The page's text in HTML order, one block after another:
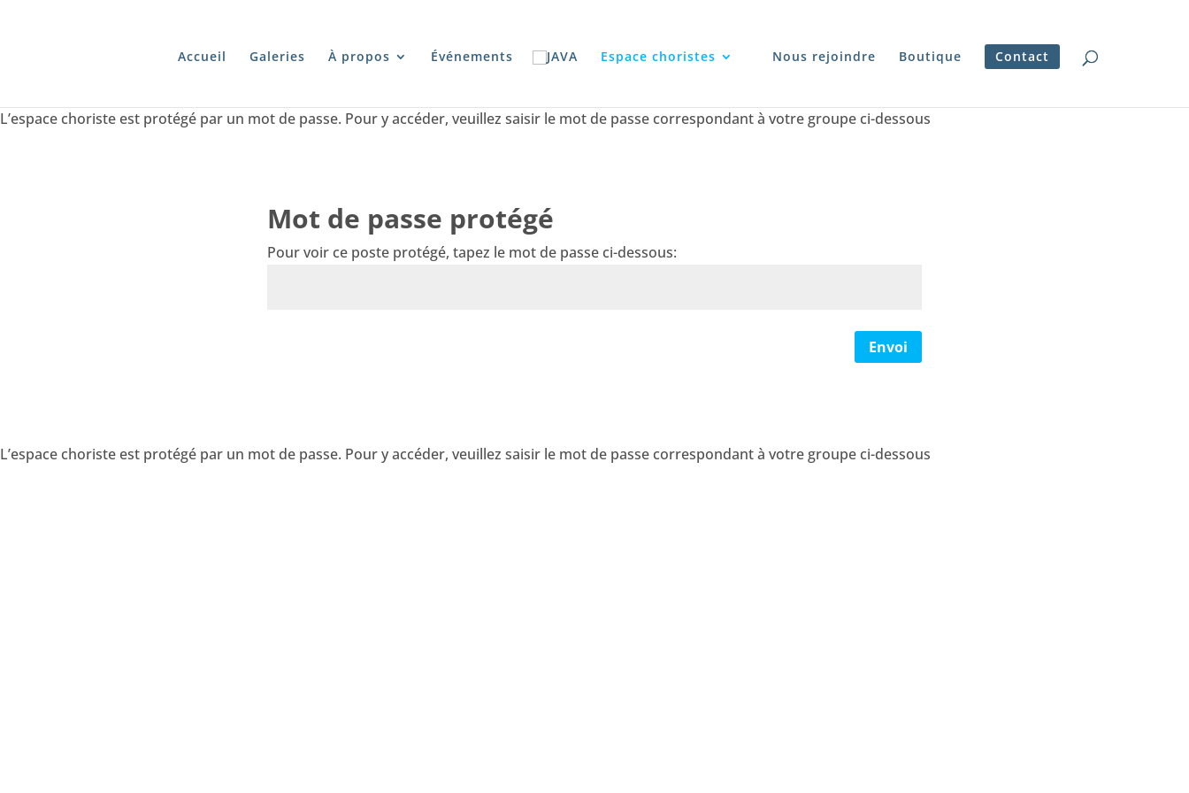
Accueil Galeries À propos Événements Espace choristes Nous rejoindre Boutique Contact
L’espace choriste est protégé par un mot de passe. Pour y accéder, veuillez saisir le mot de passe correspondant à votre groupe ci-dessous
Mot de passe protégé
Pour voir ce poste protégé, tapez le mot de passe ci-dessous:
Envoi
L’espace choriste est protégé par un mot de passe. Pour y accéder, veuillez saisir le mot de passe correspondant à votre groupe ci-dessous